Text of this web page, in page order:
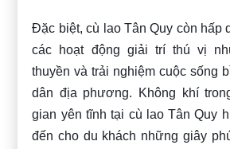
Đặc biệt, cù lao Tân Quy còn hấp
các hoạt động giải trí thú vị
thuyền và trải nghiệm cuộc sống
dân địa phương. Không khí
gian yên tĩnh tại cù lao Tân Quy
đến cho du khách những giây